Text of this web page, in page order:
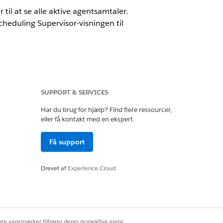
at se alle aktive agentsamtaler.
Supervisor-visningen til
ellerEinstein 1 Field Service
til at vise engagementsemner.
og en Field Service-
SUPPORT & SERVICES
Har du brug for hjælp? Find flere ressourcer,
eller få kontakt med en ekspert.
Få support
Drevet afExperience Cloud
varemærker tilhører deres respektive ejere.